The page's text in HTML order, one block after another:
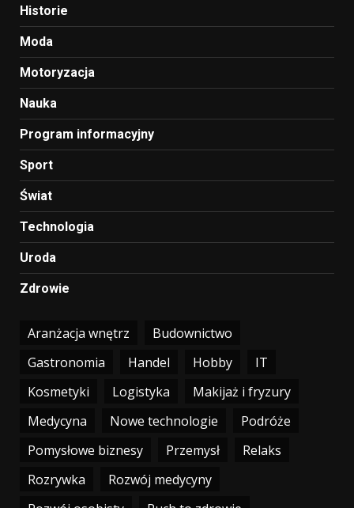
Historie
Moda
Motoryzacja
Nauka
Program informacyjny
Sport
Świat
Technologia
Uroda
Zdrowie
Aranżacja wnętrz
Budownictwo
Gastronomia
Handel Hobby
IT
Kosmetyki
Logistyka
Makijaż i fryzury
Medycyna
Nowe technologie
Podróże
Pomysłowe biznesy
Przemysł
Relaks
Rozrywka
Rozwój medycyny